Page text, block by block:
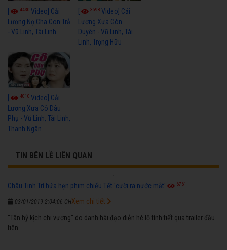
4430 Video] Cải
Lương Nợ Cha Con Trả
- Vũ Linh, Tài Linh
3598Video] Cải
Lương Xưa Còn
Duyên - Vũ Linh, Tài
Linh, Trọng Hữu
[ 4010 Video] Cải
Lương Xưa Cô Dâu
Phụ - Vũ Linh, Tài Linh,
Thanh Ngân
TIN BÊN LỀ LIÊN QUAN
Châu Tinh Trì hứa hẹn phim chiếu Tết 'cười ra nước mắt' 6761
03/01/2019 2:04:06 CH
"Tân hỷ kịch chi vương" do danh hài đạo diễn hé lộ tình tiết qua trailer đầu
tiên.
Xem chi tiết